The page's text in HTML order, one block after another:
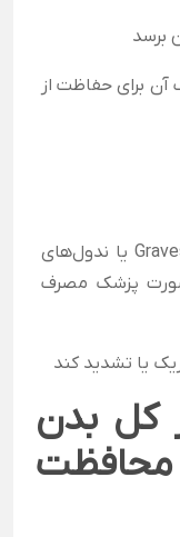
برای حفاظت از
اگر سابقه بیماری Graves، Hashimoto یا ندول‌های
پزشک مصرف
کل بدن
محافظت